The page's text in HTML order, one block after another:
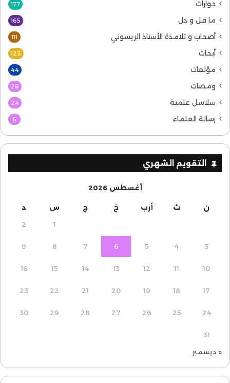
حوارات 177
ما قل و دل 165
أصحاب و تلامذة الأستاذ الريسوني 111
أبحاث 123
مؤلفات 44
ومضات 26
سلاسل علمية 24
رسالة العلماء 6
التقويم الشهري
أغسطس 2026
ن ث أرب خ ج س د
1
2
3
4
5
6
7
8
9
10
11
12
13
14
15
16
17
18
19
20
21
22
23
24
25
26
27
28
29
30
31
« ديسمبر